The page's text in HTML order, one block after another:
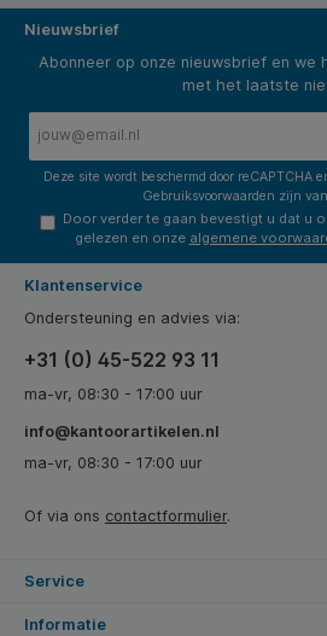
Nieuwsbrief
Abonneer op onze nieuwsbrief en we
met het laatste
Deze site wordt beschermd door reCAPTCHA
Gebruiksvoorwaarden zijn
Door verder te gaan bevestigt u dat u
gelezen en onze algemene
Klantenservice
Ondersteuning en advies via:
+31 (0) 45-522 93 11
ma-vr, 08:30 - 17:00 uur
info@kantoorartikelen.nl
ma-vr, 08:30 - 17:00 uur
Of via ons contactformulier.
Service
Informatie